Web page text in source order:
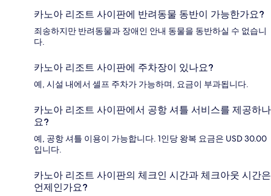
카노아 리조트 사이판에 반려동물 동반이 가능한가요?
죄송하지만 반려동물과 장애인 안내 동물을 동반하실 수 없습니
다.
카노아 리조트 사이판에 주차장이 있나요?
예, 시설 내에서 셀프 주차가 가능하며, 요금이 부과됩니다.
카노아 리조트 사이판에서 공항 셔틀 서비스를 제공하나
요?
예, 공항 셔틀 이용이 가능합니다. 1인당 왕복 요금은 USD 30.00
입니다.
카노아 리조트 사이판의 체크인 시간과 체크아웃 시간은
언제인가요?